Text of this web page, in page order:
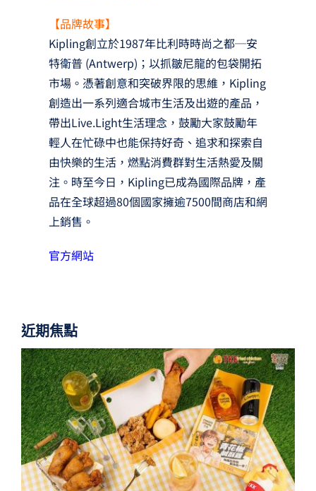
【品牌故事】
Kipling創立於1987年比利時時尚之都─安
特衛普 (Antwerp)；以抓皺尼龍的包袋開拓
市場。憑著創意和突破界限的思維，Kipling
創造出一系列適合城市生活及出遊的產品，
帶出Live.Light生活理念，鼓勵大家鼓勵年
輕人在忙碌中也能保持好奇、追求和探索自
由快樂的生活，燃點消費群對生活熱愛及關
注。時至今日，Kipling已成為國際品牌，產
品在全球超過80個國家擁逾7500間商店和網
上銷售。
官方網站
近期焦點